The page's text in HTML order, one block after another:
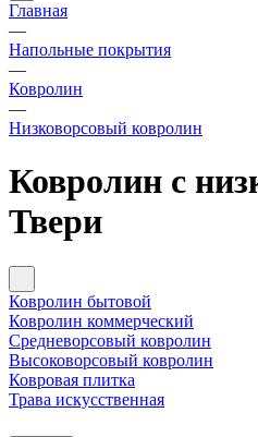
Главная
—
Напольные покрытия
—
Ковролин
—
Низковорсовый ковролин
Ковролин с
Твери
Ковролин бытовой
Ковролин коммерческий
Средневорсовый ковролин
Высоковорсовый ковролин
Ковровая плитка
Трава искусственная